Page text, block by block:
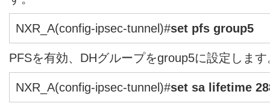
NXR_A(config-ipsec-tunnel)#set pfs group5
PFSを有効、DHグループをgroup5に設定します
NXR_A(config-ipsec-tunnel)#set sa lifetime